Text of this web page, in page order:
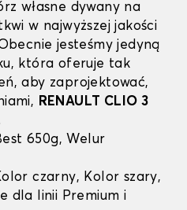
własne dywany na
w najwyższej jakości
jesteśmy jedyną
która oferuje tak
aby zaprojektować,
RENAULT CLIO 3
650g, Welur
czarny, Kolor szary,
dla linii Premium i